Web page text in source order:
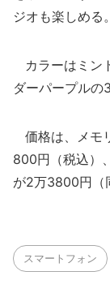
ジオも楽しめる。
カラーはミン
ダーパープルの3
価格は、メモ
800円（税込）
が2万3800円（
スマートフォン